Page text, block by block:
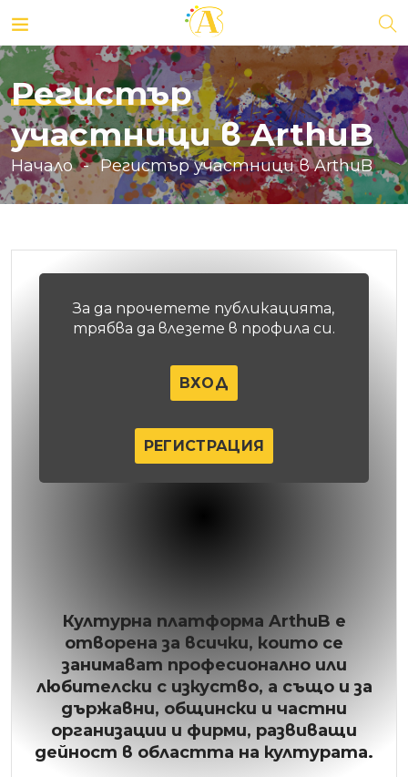
Регистър
участници в ArthuB
Начало Регистър участници в ArthuB
За да прочетете публикацията,
трябва да влезете в профила си.
ВХОД
РЕГИСТРАЦИЯ
Културна платформа ArthuB е
отворена за всички, които се
занимават професионално или
любителски с изкуство, а също и за
държавни, общински и частни
организации и фирми, развиващи
дейност в областта на културата.